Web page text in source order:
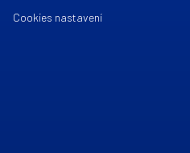
Cookies nastavení